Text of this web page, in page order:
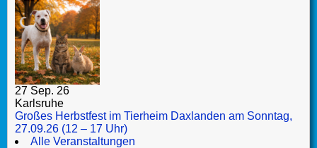
27 Sep. 26
Karlsruhe
Großes Herbstfest im Tierheim Daxlanden am Sonntag,
27.09.26 (12 – 17 Uhr)
Alle Veranstaltungen